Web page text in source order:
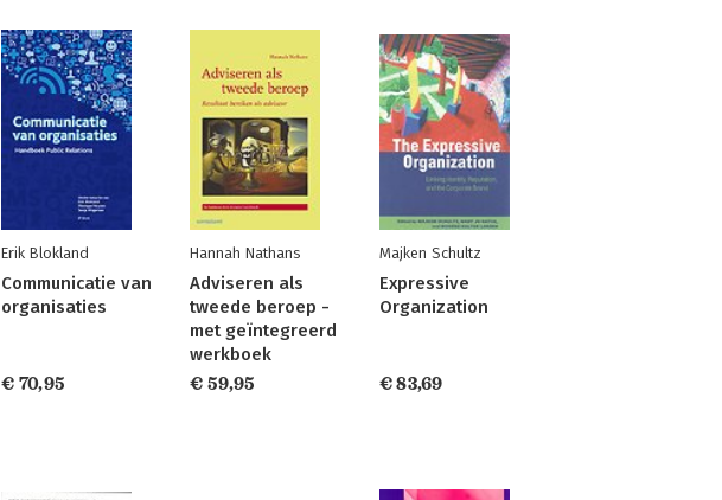
Erik Blokland
Communicatie van
organisaties
€ 70,95
Hannah Nathans
Adviseren als
tweede beroep -
met geïntegreerd
werkboek
€ 59,95
Majken Schultz
Expressive
Organization
€ 83,69